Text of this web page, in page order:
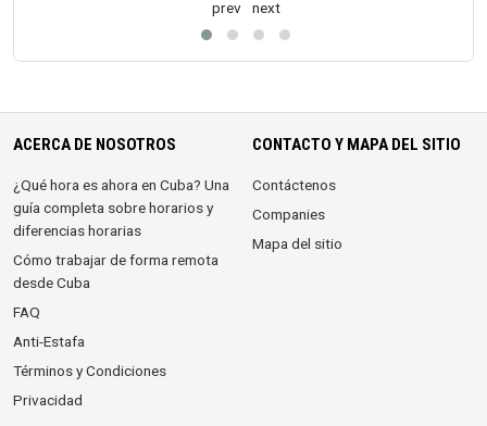
prev next
ACERCA DE NOSOTROS
¿Qué hora es ahora en Cuba? Una
guía completa sobre horarios y
diferencias horarias
Cómo trabajar de forma remota
desde Cuba
FAQ
Anti-Estafa
Términos y Condiciones
Privacidad
CONTACTO Y MAPA DEL SITIO
Contáctenos
Companies
Mapa del sitio